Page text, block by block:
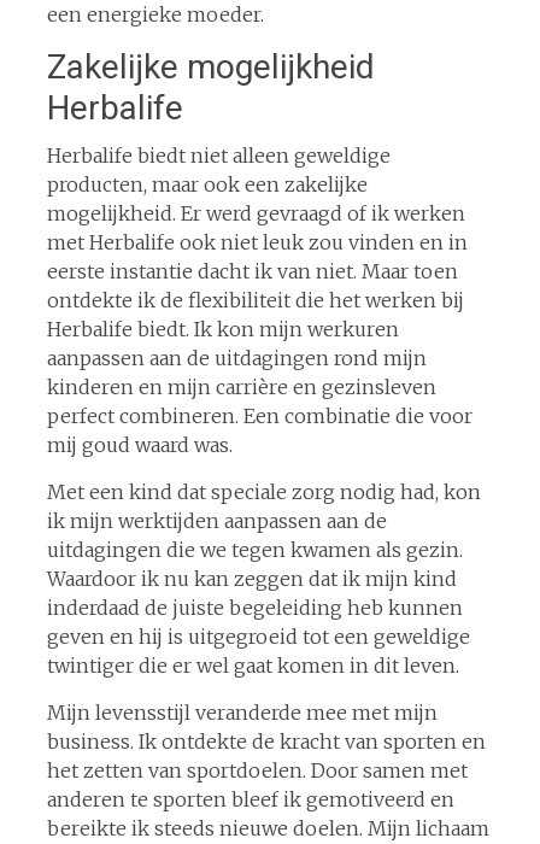
een energieke moeder.
Zakelijke mogelijkheid
Herbalife
Herbalife biedt niet alleen geweldige
producten, maar ook een zakelijke
mogelijkheid. Er werd gevraagd of ik werken
met Herbalife ook niet leuk zou vinden en in
eerste instantie dacht ik van niet. Maar toen
ontdekte ik de flexibiliteit die het werken bij
Herbalife biedt. Ik kon mijn werkuren
aanpassen aan de uitdagingen rond mijn
kinderen en mijn carrière en gezinsleven
perfect combineren. Een combinatie die voor
mij goud waard was.
Met een kind dat speciale zorg nodig had, kon
ik mijn werktijden aanpassen aan de
uitdagingen die we tegen kwamen als gezin.
Waardoor ik nu kan zeggen dat ik mijn kind
inderdaad de juiste begeleiding heb kunnen
geven en hij is uitgegroeid tot een geweldige
twintiger die er wel gaat komen in dit leven.
Mijn levensstijl veranderde mee met mijn
business. Ik ontdekte de kracht van sporten en
het zetten van sportdoelen. Door samen met
anderen te sporten bleef ik gemotiveerd en
bereikte ik steeds nieuwe doelen. Mijn lichaam